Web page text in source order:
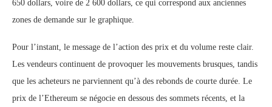
650 dollars, voire de 2 600 dollars, ce qui correspond aux anciennes
zones de demande sur le graphique.
Pour l’instant, le message de l’action des prix et du volume reste clair.
Les vendeurs continuent de provoquer les mouvements brusques, tandis
que les acheteurs ne parviennent qu’à des rebonds de courte durée. Le
prix de l’Ethereum se négocie en dessous des sommets récents, et la